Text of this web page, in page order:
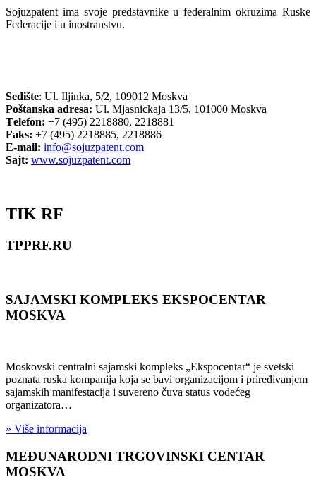
Sojuzpatent ima svoje predstavnike u federalnim okruzima Ruske
Federacije i u inostranstvu.
Sedište: Ul. Iljinka, 5/2, 109012 Moskva
Poštanska adresa: Ul. Mjasnickaja 13/5, 101000 Moskva
Тelefon: +7 (495) 2218880, 2218881
Faks: +7 (495) 2218885, 2218886
E-mail: info@sojuzpatent.com
Sajt: www.sojuzpatent.com
TIK RF
TPPRF.RU
SAJAMSKI KOMPLEKS EKSPOCENTAR
MOSKVA
Moskovski centralni sajamski kompleks „Ekspocentar“ je svetski
poznata ruska kompanija koja se bavi organizacijom i priređivanjem
sajamskih manifestacija i suvereno čuva status vodećeg
organizatora…
» Više informacija
MEĐUNARODNI TRGOVINSKI CENTAR
MOSKVA